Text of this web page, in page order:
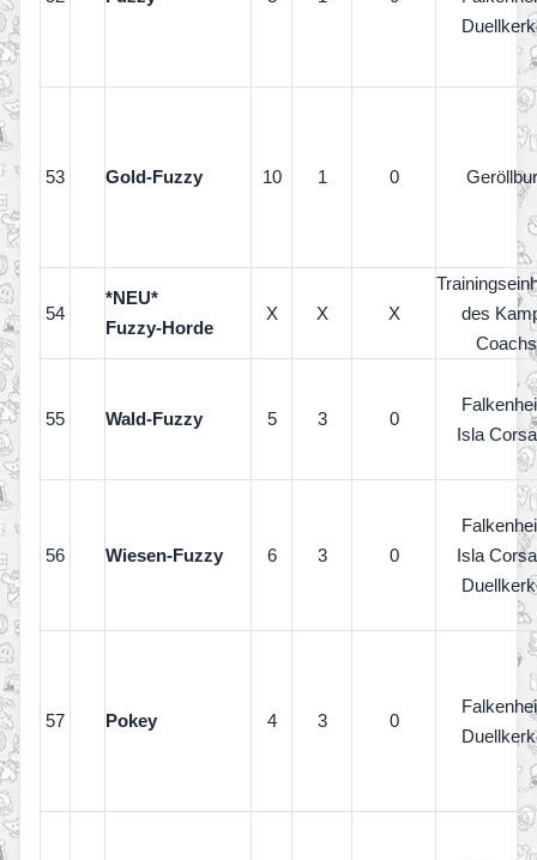
53 Gold-Fuzzy 10 1 0
54
*NEU*
Fuzzy-Horde
X X X
des
Coachs
55 Wald-Fuzzy 5 3 0
Isla
56 Wiesen-Fuzzy 6 3 0
Isla
57 Pokey 4 3 0